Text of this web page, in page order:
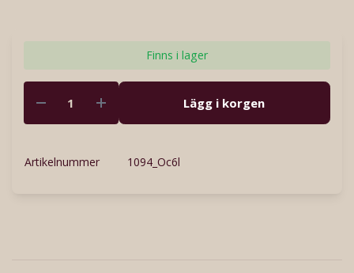
Finns i lager
Lägg i korgen
Artikelnummer 1094_Oc6l